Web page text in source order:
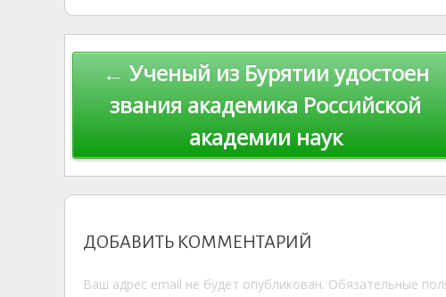
kl
as
s
ni
ki
er u
r
n
al
a
m
A
p
p
e u st
Навигация
по
записям
← Ученый из Бурятии удостоен
звания академика Российской
академии наук
ДОБАВИТЬ КОММЕНТАРИЙ
Ваш адрес email не будет опубликован. Обязательные